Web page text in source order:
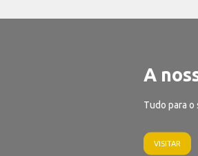
A
Tudo para o
VISITAR